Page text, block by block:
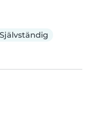
Självständig